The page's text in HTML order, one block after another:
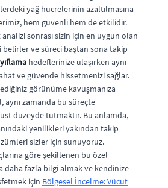
yağ hücrelerinin azaltılmasına
hem güvenli hem de etkilidir.
analizi sonrası sizin için en uygun olan
ve süreci baştan sona takip
hedeflerinize ulaşırken aynı
ve güvende hissetmenizi sağlar.
görünüme kavuşmanıza
aynı zamanda bu süreçte
düzeyde tutmaktır. Bu anlamda,
yenilikleri yakından takip
sizler için sunuyoruz.
göre şekillenen bu özel
daha fazla bilgi almak ve kendinize
için Bölgesel İncelme: Vücut